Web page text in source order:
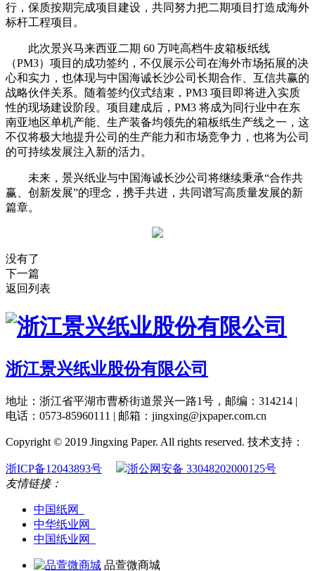
行，保质按期完成项目建设，共同努力把二期项目打造成海外
标杆工程项目。
此次景兴马来西亚二期 60 万吨高档牛皮箱板纸线
（PM3）项目的成功签约，不仅展示公司在海外市场拓展的决
心和实力，也体现与中国海诚长沙公司长期合作、互信共赢的
战略伙伴关系。随着签约仪式结束，PM3 项目即将进入实质
性的现场建设阶段。项目建成后，PM3 将成为同行业中在东
南亚地区单机产能、生产装备均领先的箱板纸生产线之一，这
不仅将极大地提升公司的生产能力和市场竞争力，也将为公司
的可持续发展注入新的活力。
未来，景兴纸业与中国海诚长沙公司将继续秉承“合作共
赢、创新发展”的理念，携手共进，共同谱写高质量发展的新
篇章。
没有了
下一篇
返回列表
浙江景兴纸业股份有限公司
地址：浙江省平湖市曹桥街道景兴一路1号，邮编：314214 |
电话：0573-85960111 | 邮箱：jingxing@jxpaper.com.cn
Copyright © 2019 Jingxing Paper. All rights reserved. 技术支持：
浙ICP备12043893号
浙公网安备 33048202000125号
友情链接：
中国纸网
中华纸业网
中国纸业网
品萱微商城